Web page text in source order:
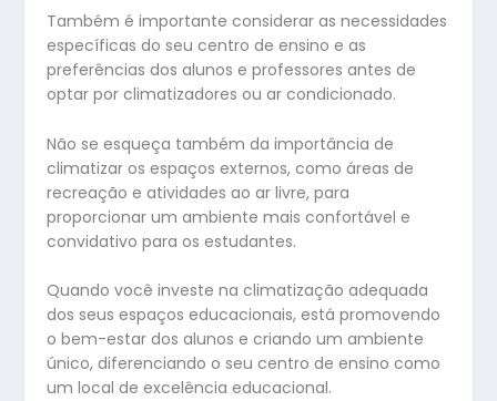
Também é importante considerar as necessidades
específicas do seu centro de ensino e as
preferências dos alunos e professores antes de
optar por climatizadores ou ar condicionado.
Não se esqueça também da importância de
climatizar os espaços externos, como áreas de
recreação e atividades ao ar livre, para
proporcionar um ambiente mais confortável e
convidativo para os estudantes.
Quando você investe na climatização adequada
dos seus espaços educacionais, está promovendo
o bem-estar dos alunos e criando um ambiente
único, diferenciando o seu centro de ensino como
um local de excelência educacional.